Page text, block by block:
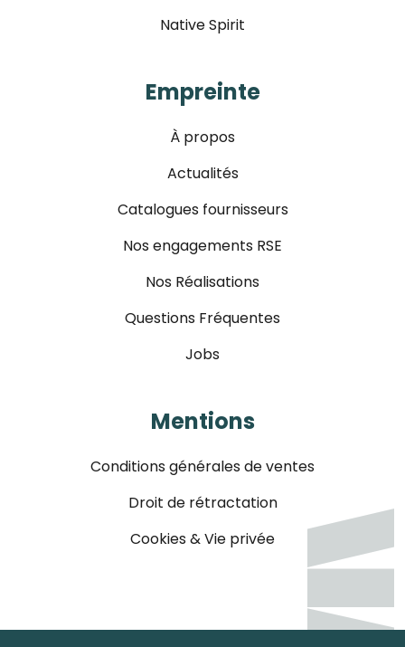
Native Spirit
Empreinte
À propos
Actualités
Catalogues fournisseurs
Nos engagements RSE
Nos Réalisations
Questions Fréquentes
Jobs
Mentions
Conditions générales de ventes
Droit de rétractation
Cookies & Vie privée